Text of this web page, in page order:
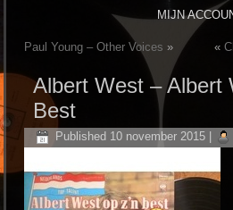
MIJN
Paul Young ‎– Other Voices » «
Albert West ‎– Albert
Best
Published 10 november 2015